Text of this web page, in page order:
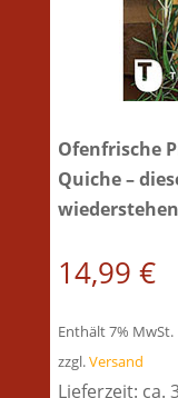
Ofenfrische
Quiche –
wiederstehen
14,99 €
Enthält 7% MwSt.
zzgl.Versand
Lieferzeit: ca.